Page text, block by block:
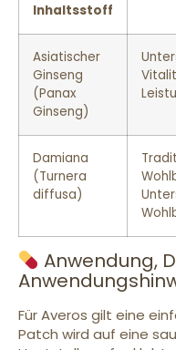
Inhaltsstoff
Asiatischer
Ginseng
(Panax
Ginseng)
Damiana
(Turnera
diffusa)
Anwendung,
Für Averos gilt eine
Patch wird auf eine